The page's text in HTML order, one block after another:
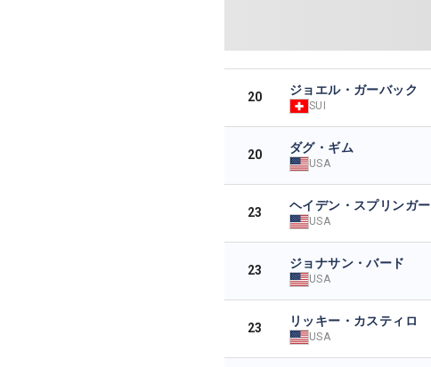
20 ジョエル・ガーバック
SUI
20 ダグ・ギム
USA
23 ヘイデン・スプリンガー
USA
23 ジョナサン・バード
USA
23 リッキー・カスティロ
USA